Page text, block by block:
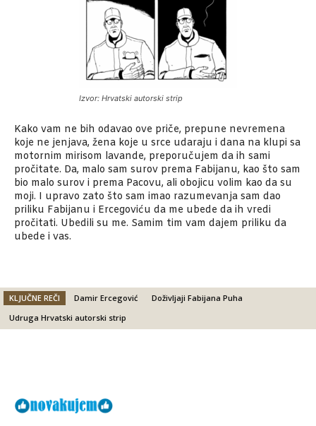
Izvor: Hrvatski autorski strip
Kako vam ne bih odavao ove priče, prepune nevremena
koje ne jenjava, žena koje u srce udaraju i dana na klupi sa
motornim mirisom lavande, preporučujem da ih sami
pročitate. Da, malo sam surov prema Fabijanu, kao što sam
bio malo surov i prema Pacovu, ali obojicu volim kao da su
moji. I upravo zato što sam imao razumevanja sam dao
priliku Fabijanu i Ercegoviću da me ubede da ih vredi
pročitati. Ubedili su me. Samim tim vam dajem priliku da
ubede i vas.
KLJUČNE REČI Damir Ercegović
Doživljaji Fabijana Puha
Udruga Hrvatski autorski strip